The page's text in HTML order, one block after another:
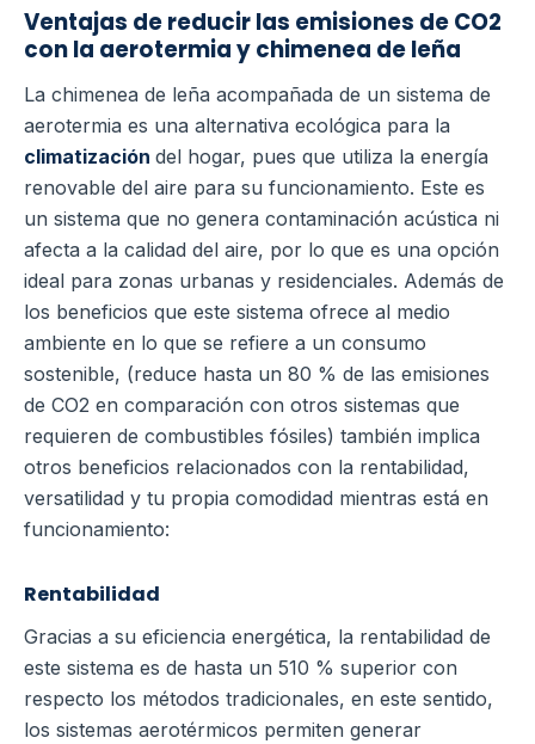
Ventajas de reducir las emisiones de CO2
con la aerotermia y chimenea de leña
La chimenea de leña acompañada de un sistema de
aerotermia es una alternativa ecológica para la
climatización del hogar, pues que utiliza la energía
renovable del aire para su funcionamiento. Este es
un sistema que no genera contaminación acústica ni
afecta a la calidad del aire, por lo que es una opción
ideal para zonas urbanas y residenciales. Además de
los beneficios que este sistema ofrece al medio
ambiente en lo que se refiere a un consumo
sostenible, (reduce hasta un 80 % de las emisiones
de CO2 en comparación con otros sistemas que
requieren de combustibles fósiles) también implica
otros beneficios relacionados con la rentabilidad,
versatilidad y tu propia comodidad mientras está en
funcionamiento:
Rentabilidad
Gracias a su eficiencia energética, la rentabilidad de
este sistema es de hasta un 510 % superior con
respecto los métodos tradicionales, en este sentido,
los sistemas aerotérmicos permiten generar